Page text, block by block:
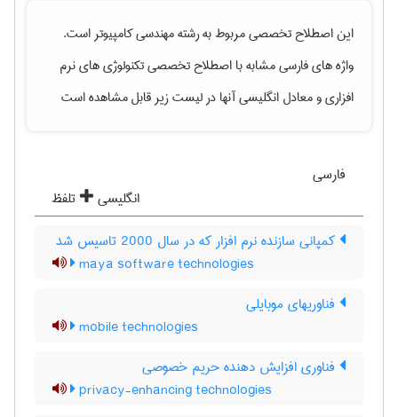
این اصطلاح تخصصی مربوط به رشتهمهندسی كامپيوتراست.
واژه های فارسی مشابه با اصطلاح تخصصیتکنولوژی های نرم
افزاریو معادل انگلیسی آنها در لیست زیر قابل مشاهده است
فارسی
انگلیسی
تلفظ
کمپانی سازنده نرم افزار که در سال 2000 تاسیس شد
maya software technologies
فناوریهای موبایلی
mobile technologies
فناوری افزایش دهنده حریم خصوصی
privacy-enhancing technologies